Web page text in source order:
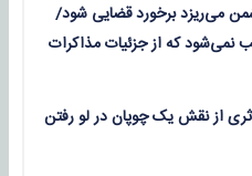
می‌ریزد برخورد قضایی شود/
که از جزئیات مذاکرات
از نقش یک چوپان در لو رفتن